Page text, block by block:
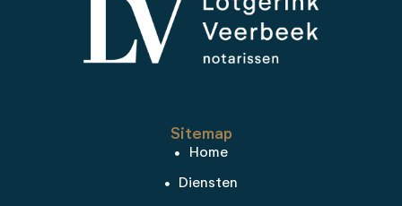
Sitemap
Home
Diensten